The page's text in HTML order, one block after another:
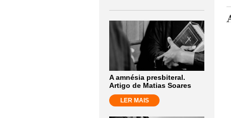
A amnésia presbiteral.
Artigo de Matias Soares
LER MAIS